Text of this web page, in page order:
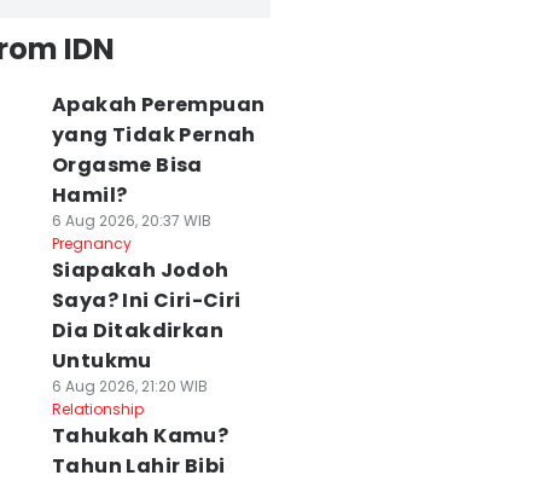
IDN
Apakah Perempuan
yang Tidak Pernah
Orgasme Bisa
Hamil?
6 Aug 2026, 20:37 WIB
Pregnancy
Siapakah Jodoh
Saya? Ini Ciri-Ciri
Dia Ditakdirkan
Untukmu
6 Aug 2026, 21:20 WIB
Relationship
Tahukah Kamu?
Tahun Lahir Bibi